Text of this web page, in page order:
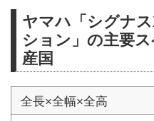
ヤマハ「シグナ
ション」の主要
産国
全長×全幅×全高